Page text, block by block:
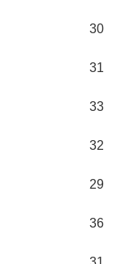
30
31
33
32
29
36